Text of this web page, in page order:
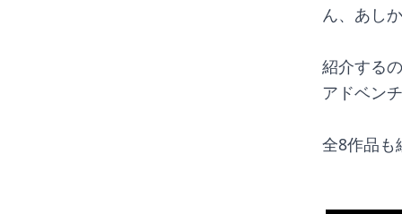
ん、あし
紹介する
アドベン
全8作品も